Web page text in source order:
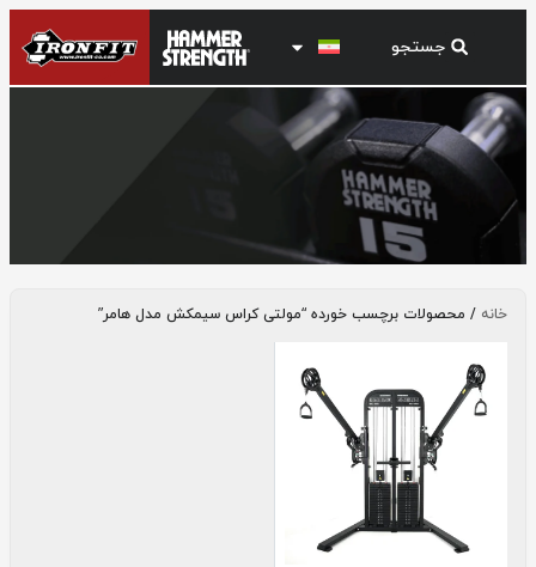
مولتی کراس سیمکش مدل هامرخانه / محصولات برچسب خورده “مولتی کراس سیمکش مدل هامر”